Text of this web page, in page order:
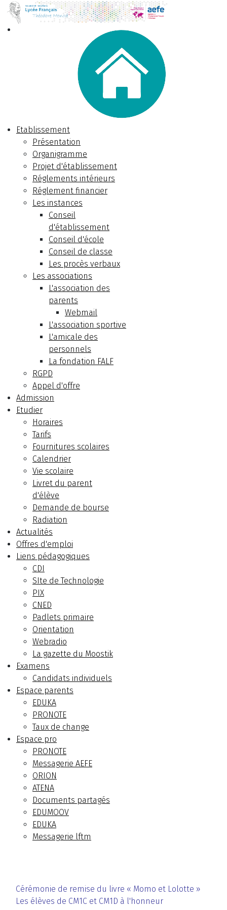
Etablissement
Présentation
Organigramme
Projet d'établissement
Réglements intérieurs
Réglement financier
Les instances
Conseil
d'établissement
Conseil d'école
Conseil de classe
Les procès verbaux
Les associations
L'association des
parents
Webmail
L'association sportive
L'amicale des
personnels
La fondation FALF
RGPD
Appel d'offre
Admission
Etudier
Horaires
Tarifs
Fournitures scolaires
Calendrier
Vie scolaire
Livret du parent
d'élève
Demande de bourse
Radiation
Actualités
Offres d'emploi
Liens pédagogiques
CDI
SIte de Technologie
PIX
CNED
Padlets primaire
Orientation
Webradio
La gazette du Moostik
Examens
Candidats individuels
Espace parents
EDUKA
PRONOTE
Taux de change
Espace pro
PRONOTE
Messagerie AEFE
ORION
ATENA
Documents partagés
EDUMOOV
EDUKA
Messagerie lftm
Cérémonie de remise du livre « Momo et Lolotte »
Les élèves de CM1C et CM1D à l'honneur